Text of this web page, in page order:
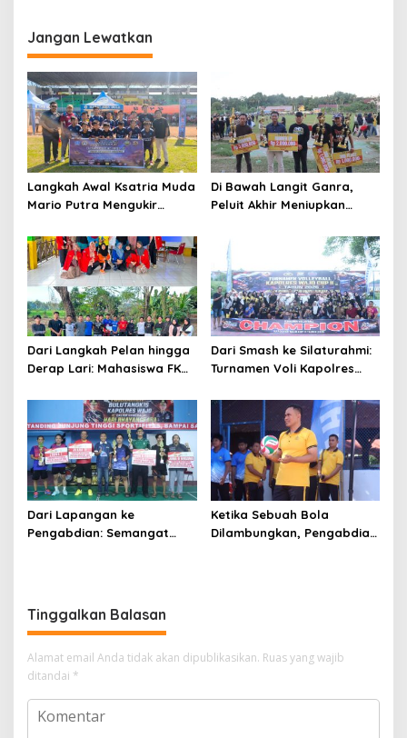
Jangan Lewatkan
Langkah Awal Ksatria Muda
Mario Putra Mengukir
Di Bawah Langit Ganra,
Peluit Akhir Meniupkan
Bola
Dari Langkah Pelan hingga
Derap Lari: Mahasiswa FKM
Sehat di Desa Congko
Dari Smash ke Silaturahmi:
Turnamen Voli Kapolres
Kekompakan di Hari
Bhayangkara ke-80
Dari Lapangan ke
Pengabdian: Semangat
Ketika Sebuah Bola
Dilambungkan, Pengabdian
Tinggalkan Balasan
Alamat email Anda tidak akan dipublikasikan. Ruas yang wajib
ditandai *